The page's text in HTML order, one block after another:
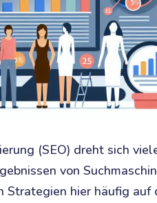
(SEO) dreht sich
von
Strategien hier häufig auf